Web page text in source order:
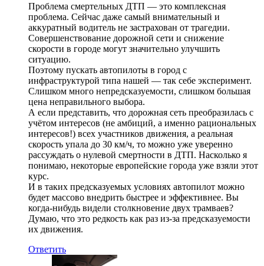
Проблема смертельных ДТП — это комплексная
проблема. Сейчас даже самый внимательный и
аккуратный водитель не застрахован от трагедии.
Совершенствование дорожной сети и снижение
скорости в городе могут значительно улучшить
ситуацию.
Поэтому пускать автопилоты в город с
инфраструктурой типа нашей — так себе эксперимент.
Слишком много непредсказуемости, слишком большая
цена неправильного выбора.
А если представить, что дорожная сеть преобразилась с
учётом интересов (не амбиций, а именно рациональных
интересов!) всех участников движения, а реальная
скорость упала до 30 км/ч, то можно уже уверенно
рассуждать о нулевой смертности в ДТП. Насколько я
понимаю, некоторые европейские города уже взяли этот
курс.
И в таких предсказуемых условиях автопилот можно
будет массово внедрить быстрее и эффективнее. Вы
когда-нибудь видели столкновение двух трамваев?
Думаю, что это редкость как раз из-за предсказуемости
их движения.
Ответить